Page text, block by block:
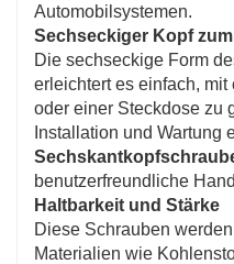
Automobilsystemen.
Sechseckiger Kopf
Die sechseckige Form
erleichtert es einfach,
oder einer Steckdose zu
Installation und Wartung
benutzerfreundliche
Haltbarkeit und Stärke
Diese Schrauben
Materialien wie